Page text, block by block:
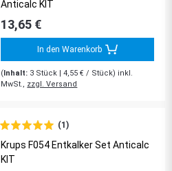
Anticalc KIT
13,65 €
In den Warenkorb
(Inhalt: 3 Stück | 4,55 € / Stück) inkl.
MwSt., zzgl. Versand
(1)
Krups F054 Entkalker Set Anticalc
KIT